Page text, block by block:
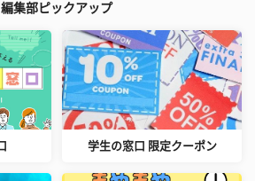
編集部ピックアップ
学生の窓口 限定クーポン